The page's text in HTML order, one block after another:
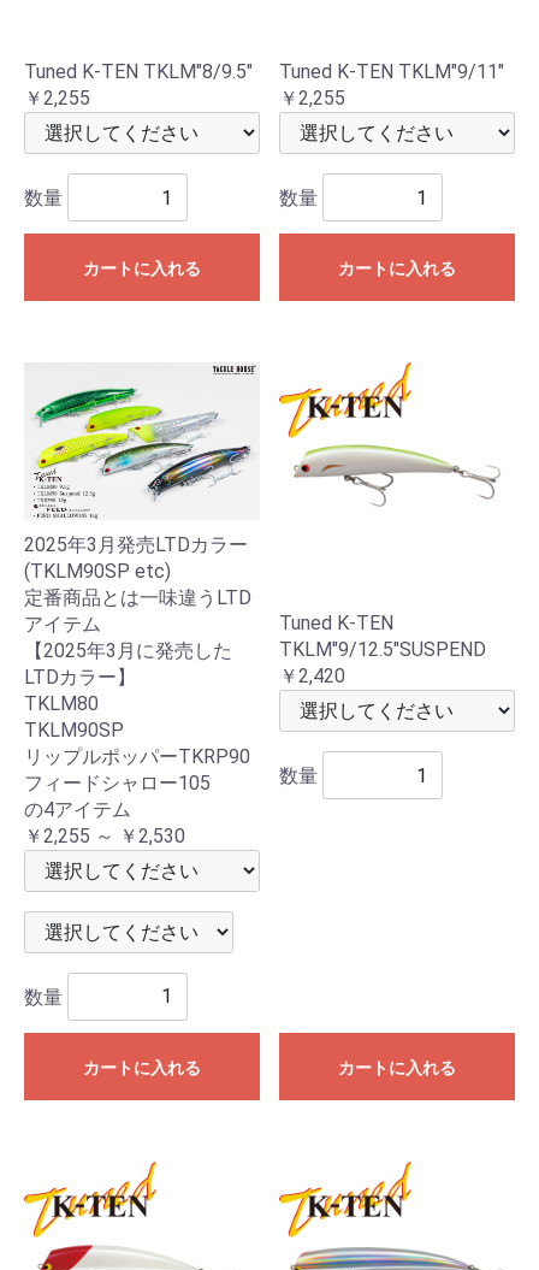
Tuned K-TEN TKLM"8/9.5"
￥2,255
数量
カートに入れる
Tuned K-TEN TKLM"9/11"
￥2,255
数量
カートに入れる
2025年3月発売LTDカラー
(TKLM90SP etc)
定番商品とは一味違うLTD
アイテム
【2025年3月に発売した
LTDカラー】
TKLM80
TKLM90SP
リップルポッパーTKRP90
フィードシャロー105
の4アイテム
￥2,255 ～ ￥2,530
数量
カートに入れる
Tuned K-TEN
TKLM"9/12.5"SUSPEND
￥2,420
数量
カートに入れる